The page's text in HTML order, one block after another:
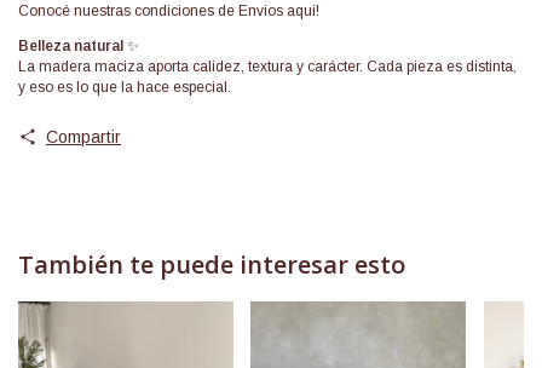
Conocé nuestras condiciones de Envios aqui!
Belleza natural ✨
La madera maciza aporta calidez, textura y carácter. Cada pieza es distinta,
y eso es lo que la hace especial.
Compartir
También te puede interesar esto